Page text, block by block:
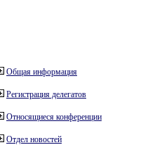
Общая информация
Регистрация делегатов
Относящиеся конференции
Отдел новостей